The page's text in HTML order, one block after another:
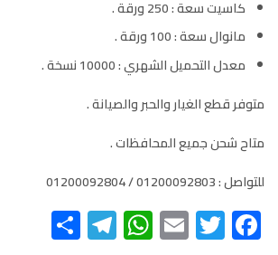
كاسيت سعة : 250 ورقة .
مانوال سعة : 100 ورقة .
معدل التحميل الشهري : 10000 نسخة .
متوفر قطع الغيار والحبر والصيانة .
متاح شحن جميع المحافظات .
للتواصل : 01200092803 / 01200092804
Facebook
Twitter
Email
WhatsApp
Telegram